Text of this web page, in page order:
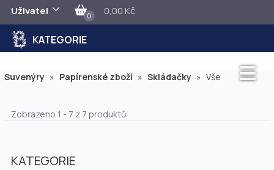
Uživatel 0 0,00 Kč
KATEGORIE
Suvenýry » Papírenské zboží » Skládačky » Vše
Zobrazeno 1 - 7 z 7 produktů
KATEGORIE